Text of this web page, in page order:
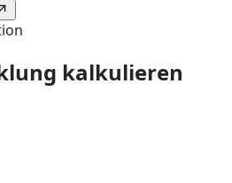
kalkulieren